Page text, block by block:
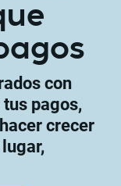
con
pagos,
crecer